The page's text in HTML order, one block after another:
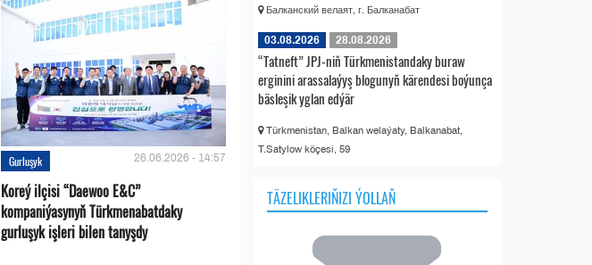
Gurluşyk 26.06.2026 - 14:57
Koreý ilçisi “Daewoo E&C”
kompaniýasynyň Türkmenabatdaky
gurluşyk işleri bilen tanyşdy
Балканский велаят, г. Балканабат
03.08.2026 28.08.2026
“Tatneft” JPJ-niň Türkmenistandaky buraw
erginini arassalaýyş blogunyň kärendesi boýunça
bäsleşik yglan edýär
Türkmenistan, Balkan welaýaty, Balkanabat,
T.Satylow köçesi, 59
TÄZELIKLERIŇIZI ÝOLLAŇ